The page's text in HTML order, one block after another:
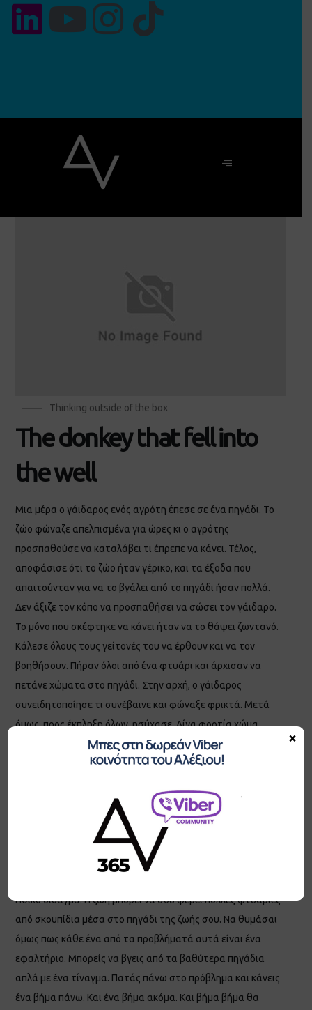
Thinking outside of the box
The donkey that fell into
the well
Μια μέρα o γάιδαρος ενός αγρότη έπεσε σε ένα πηγάδι. Το
ζώο φώναζε απελπισμένα για ώρες κι ο αγρότης
προσπαθούσε να καταλάβει τι έπρεπε να κάνει. Τέλος,
αποφάσισε ότι το ζώο ήταν γέρικο, και τα έξοδα που
απαιτούνταν για να το βγάλει από το πηγάδι ήσαν πολλά.
Δεν άξιζε τον κόπο να προσπαθήσει να σώσει τον γάιδαρο.
Το μόνο που σκέφτηκε να κάνει ήταν να το θάψει ζωντανό.
Κάλεσε όλους τους γείτονές του να έρθουν και να τον
βοηθήσουν. Πήραν όλοι από ένα φτυάρι και άρχισαν να
πετάνε χώματα στο πηγάδι. Στην αρχή, ο γάιδαρος
συνειδητοποίησε τι συνέβαινε και φώναξε φρικτά. Μετά
όμως, προς έκπληξη όλων, ησύχασε. Λίγα φορτία χώμα
αργότερα, ο γεωργός κοίταξε κάτω το πηγάδι κι έμεινε
έκπληκτος με αυτό που είδε. Ήταν κάτι καταπληκτικό!! Με
γάιδαρος τιναζόταν και έκανε ένα βήμα προς τα πάνω. Οι
γείτονες του αγρότη συνέχισαν να πετάνε φτυαριές χώμα
πάνω στο ζώο, κι αυτό κάθε φορά τιναζόταν κι έκανε ένα
βήμα προς τα πάνω. Πολύ σύντομα, όλοι ήταν έκπληκτοι με
Ηθικό δίδαγμα: Η ζωή μπορεί να σου φέρει πολλές φτυαριές
από σκουπίδια μέσα στο πηγάδι της ζωής σου. Να θυμάσαι
όμως πως κάθε ένα από τα προβλήματά αυτά είναι ένα
εφαλτήριο. Μπορείς να βγεις από τα βαθύτερα πηγάδια
απλά με ένα τίναγμα. Πατάς πάνω στο πρόβλημα και κάνεις
ένα βήμα πάνω. Και ένα βήμα ακόμα. Και βήμα βήμα θα
×